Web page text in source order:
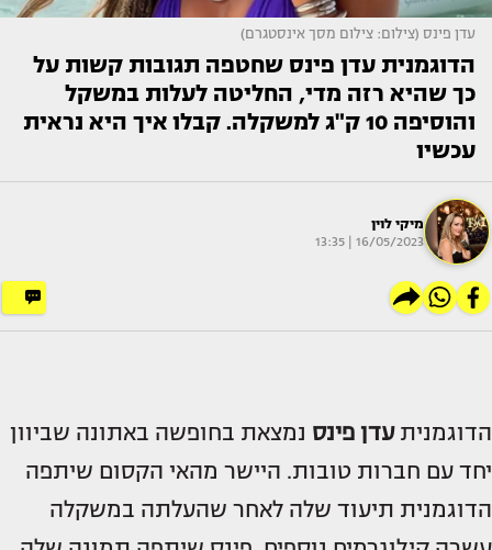
עדן פינס (צילום: צילום מסך אינסטגרם)
הדוגמנית עדן פינס שחטפה תגובות קשות על
כך שהיא רזה מדי, החליטה לעלות במשקל
והוסיפה 10 ק"ג למשקלה. קבלו איך היא נראית
עכשיו
מיקי לוין
16/05/2023 | 13:35
הדוגמניתעדן פינס נמצאת בחופשה באתונה שביוון
יחד עם חברות טובות. היישר מהאי הקסום שיתפה
הדוגמנית תיעוד שלה לאחר שהעלתה במשקלה